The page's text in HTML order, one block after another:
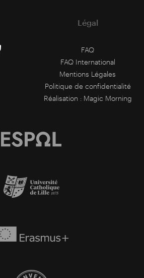
Légal
FAQ
FAQ International
Mentions Légales
Politique de confidentialité
Réalisation : Magic Morning